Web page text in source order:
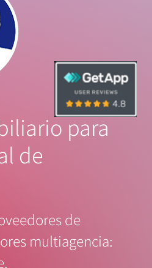
para
de
de
multiagencia: